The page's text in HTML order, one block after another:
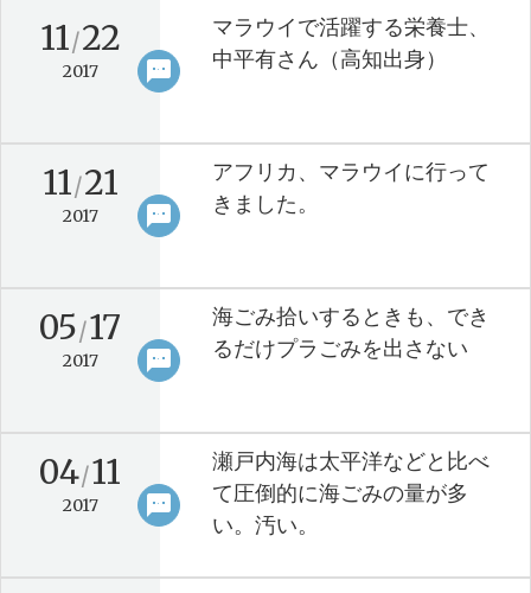
sms
11/22
2017
マラウイで活躍する栄養士、
中平有さん（高知出身）
keyboard_arrow_right
sms
11/21
2017
アフリカ、マラウイに行って
きました。
keyboard_arrow_right
sms
05/17
2017
海ごみ拾いするときも、でき
るだけプラごみを出さない
keyboard_arrow_right
sms
04/11
2017
瀬戸内海は太平洋などと比べ
て圧倒的に海ごみの量が多
い。汚い。
keyboard_arrow_right